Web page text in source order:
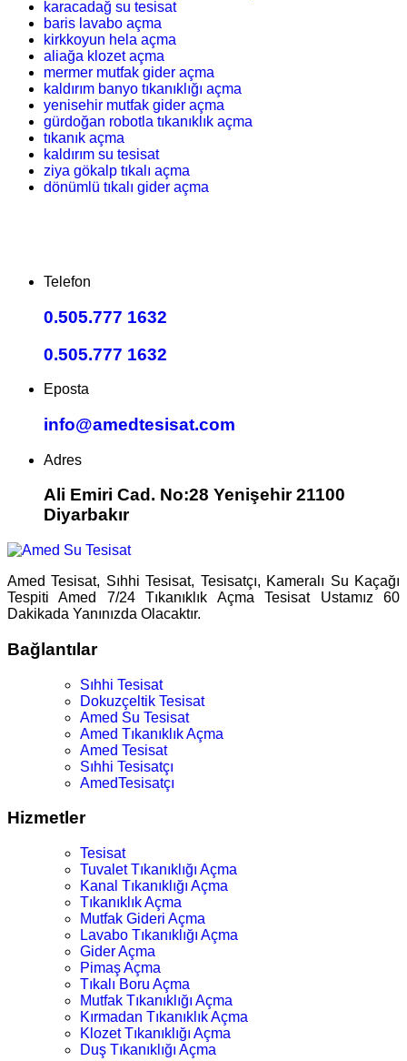
karacadağ su tesisat
baris lavabo açma
kirkkoyun hela açma
aliağa klozet açma
mermer mutfak gider açma
kaldırım banyo tıkanıklığı açma
yenisehir mutfak gider açma
gürdoğan robotla tıkanıklık açma
tıkanık açma
kaldırım su tesisat
ziya gökalp tıkalı açma
dönümlü tıkalı gider açma
Telefon
0.505.777 1632
0.505.777 1632
Eposta
info@amedtesisat.com
Adres
Ali Emiri Cad. No:28 Yenişehir 21100
Diyarbakır
Amed Tesisat, Sıhhi Tesisat, Tesisatçı, Kameralı Su Kaçağı
Tespiti Amed 7/24 Tıkanıklık Açma Tesisat Ustamız 60
Dakikada Yanınızda Olacaktır.
Bağlantılar
Sıhhi Tesisat
Dokuzçeltik Tesisat
Amed Su Tesisat
Amed Tıkanıklık Açma
Amed Tesisat
Sıhhi Tesisatçı
AmedTesisatçı
Hizmetler
Tesisat
Tuvalet Tıkanıklığı Açma
Kanal Tıkanıklığı Açma
Tıkanıklık Açma
Mutfak Gideri Açma
Lavabo Tıkanıklığı Açma
Gider Açma
Pimaş Açma
Tıkalı Boru Açma
Mutfak Tıkanıklığı Açma
Kırmadan Tıkanıklık Açma
Klozet Tıkanıklığı Açma
Duş Tıkanıklığı Açma